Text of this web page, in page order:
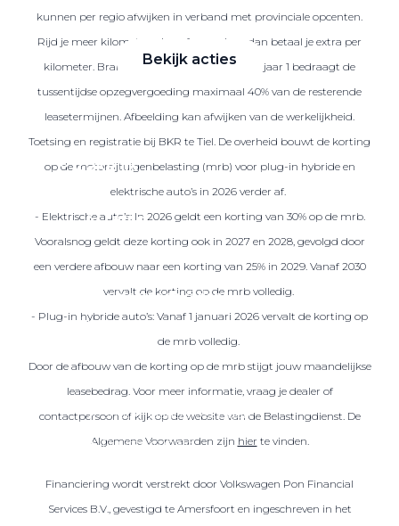
voordeel
Bekijk acties
Zakelijk
Terug
Over elektrisch rijden
Over elektrisch rijden
Onderhoud en kosten
Shuttel laadoplossingen
Duurzaamheid
Veelgestelde vragen
kunnen per regio afwijken in verband met provinciale opcenten.
Rijd je meer kilometers dan afgesproken, dan betaal je extra per
kilometer. Brandstof is niet inbegrepen. Na jaar 1 bedraagt de
tussentijdse opzegvergoeding maximaal 40% van de resterende
leasetermijnen. Afbeelding kan afwijken van de werkelijkheid.
Toetsing en registratie bij BKR te Tiel. De overheid bouwt de korting
op de motorrijtuigenbelasting (mrb) voor plug-in hybride en
elektrische auto’s in 2026 verder af.
- Elektrische auto’s: In 2026 geldt een korting van 30% op de mrb.
Vooralsnog geldt deze korting ook in 2027 en 2028, gevolgd door
een verdere afbouw naar een korting van 25% in 2029. Vanaf 2030
vervalt de korting op de mrb volledig.
- Plug-in hybride auto’s: Vanaf 1 januari 2026 vervalt de korting op
de mrb volledig.
Door de afbouw van de korting op de mrb stijgt jouw maandelijkse
leasebedrag. Voor meer informatie, vraag je dealer of
contactpersoon of kijk op de website van de Belastingdienst. De
Algemene Voorwaarden zijn hier te vinden.
Financiering wordt verstrekt door Volkswagen Pon Financial
Services B.V., gevestigd te Amersfoort en ingeschreven in het